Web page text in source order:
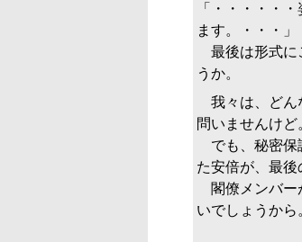
「・・・・・
ます。・・・」
最後は形式に
うか。
我々は、どん
問いませんけ
でも、秘密保
た安倍が、最後
閣僚メンバー
いでしょうから